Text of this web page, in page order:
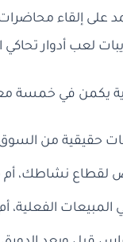
على إلقاء
لعب أدوار تحاكي
يكمن في خمسة
حقيقية من
نشاطك، أم
الفعلية،